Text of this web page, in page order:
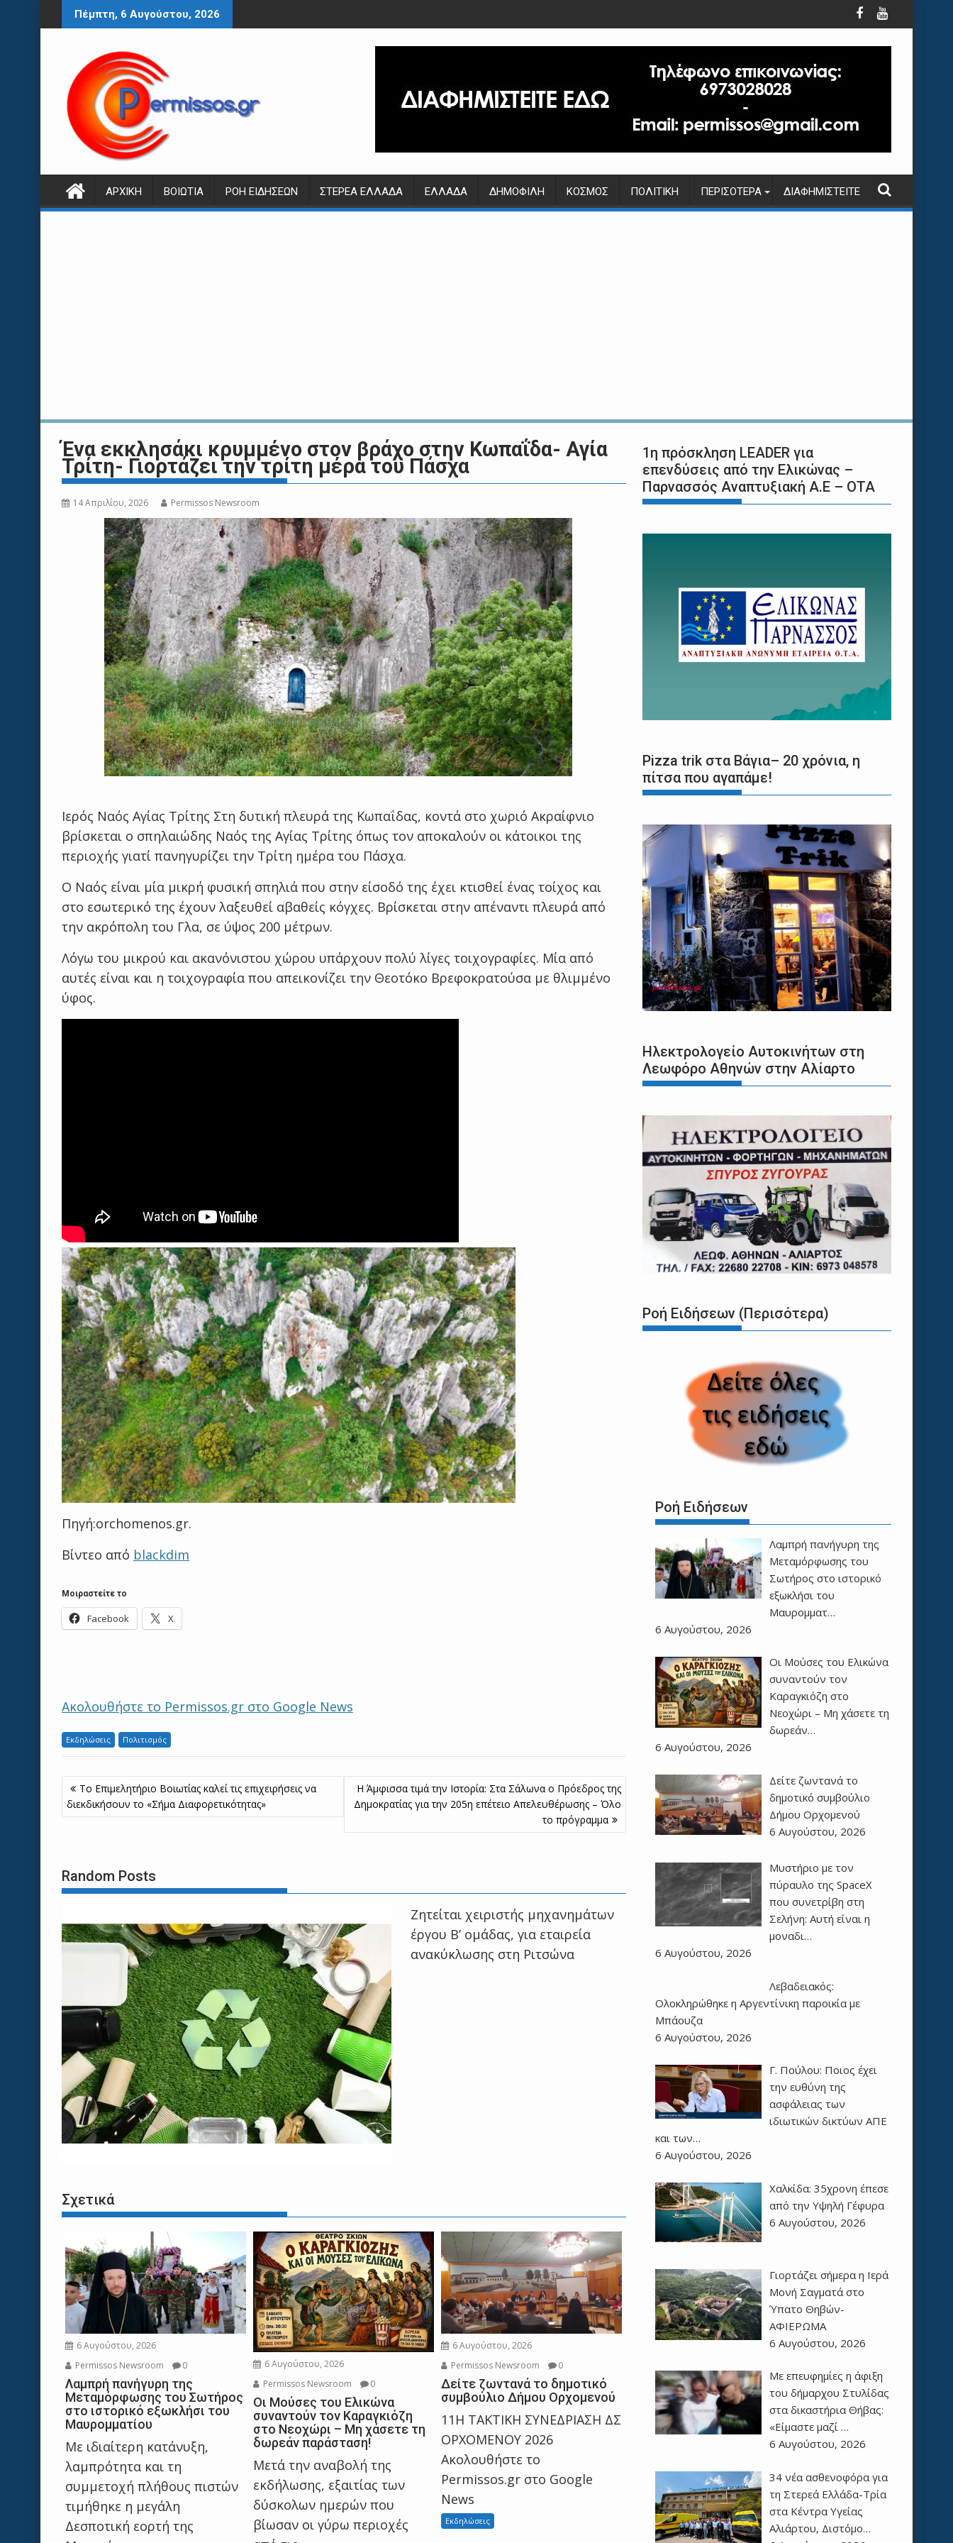
Περάστε
στο
Πέμπτη, 6 Αυγούστου, 2026
ΑΡΧΙΚΉ ΒΟΙΩΤΊΑ ΡΟΉ ΕΙΔΉΣΕΩΝ ΣΤΕΡΕΆ ΕΛΛΆΔΑ ΕΛΛΆΔΑ ΔΗΜΟΦΙΛΉ ΚΌΣΜΟΣ ΠΟΛΙΤΙΚΉ ΠΕΡΙΣΌΤΕΡΑ ΔΙΑΦΗΜΙΣΤΕΊΤΕ
Ένα εκκλησάκι κρυμμένο στον βράχο στην Κωπαΐδα- Αγία
Τρίτη- Γιορτάζει την τρίτη μέρα του Πάσχα
14 Απριλίου, 2026 Permissos Newsroom
Ιερός Ναός Αγίας Τρίτης Στη δυτική πλευρά της Κωπαΐδας, κοντά στο χωριό Ακραίφνιο
βρίσκεται ο σπηλαιώδης Ναός της Αγίας Τρίτης όπως τον αποκαλούν οι κάτοικοι της
περιοχής γιατί πανηγυρίζει την Τρίτη ημέρα του Πάσχα.
Ο Ναός είναι μία μικρή φυσική σπηλιά που στην είσοδό της έχει κτισθεί ένας τοίχος και
στο εσωτερικό της έχουν λαξευθεί αβαθείς κόγχες. Βρίσκεται στην απέναντι πλευρά από
την ακρόπολη του Γλα, σε ύψος 200 μέτρων.
Λόγω του μικρού και ακανόνιστου χώρου υπάρχουν πολύ λίγες τοιχογραφίες. Μία από
αυτές είναι και η τοιχογραφία που απεικονίζει την Θεοτόκο Βρεφοκρατούσα με θλιμμένο
ύφος.
Πηγή:orchomenos.gr.
Βίντεο από blackdim
Μοιραστείτε το
Facebook X
Ακολουθήστε το Permissos.gr στο Google News
Εκδηλώσεις Πολιτισμός
Πλοήγηση
άρθρων
Το Επιμελητήριο Βοιωτίας καλεί τις επιχειρήσεις να
διεκδικήσουν το «Σήμα Διαφορετικότητας»
Η Άμφισσα τιμά την Ιστορία: Στα Σάλωνα ο Πρόεδρος της
Δημοκρατίας για την 205η επέτειο Απελευθέρωσης – Όλο
το πρόγραμμα
Random Posts
Ζητείται χειριστής μηχανημάτων
έργου Β’ ομάδας, για εταιρεία
ανακύκλωσης στη Ριτσώνα
Σχετικά
6 Αυγούστου, 2026
Permissos Newsroom
0
Λαμπρή πανήγυρη της
Μεταμόρφωσης του Σωτήρος
στο ιστορικό εξωκλήσι του
Μαυρομματίου
Με ιδιαίτερη κατάνυξη,
λαμπρότητα και τη
συμμετοχή πλήθους πιστών
τιμήθηκε η μεγάλη
Δεσποτική εορτή της
6 Αυγούστου, 2026
Permissos Newsroom
0
Οι Μούσες του Ελικώνα
συναντούν τον Καραγκιόζη
στο Νεοχώρι – Μη χάσετε τη
δωρεάν παράσταση!
Μετά την αναβολή της
εκδήλωσης, εξαιτίας των
δύσκολων ημερών που
βίωσαν οι γύρω περιοχές
6 Αυγούστου, 2026
Permissos Newsroom
0
Δείτε ζωντανά το δημοτικό
συμβούλιο Δήμου Ορχομενού
11Η ΤΑΚΤΙΚΗ ΣΥΝΕΔΡΙΑΣΗ ΔΣ
ΟΡΧΟΜΕΝΟΥ 2026
Ακολουθήστε το
Permissos.gr στο Google
News
Εκδηλώσεις
1η πρόσκληση LEADER για
επενδύσεις από την Ελικώνας –
Παρνασσός Αναπτυξιακή Α.Ε – ΟΤΑ
Pizza trik στα Βάγια– 20 χρόνια, η
πίτσα που αγαπάμε!
Ηλεκτρολογείο Αυτοκινήτων στη
Λεωφόρο Αθηνών στην Αλίαρτο
Ροή Ειδήσεων (Περισότερα)
Ροή Ειδήσεων
Λαμπρή πανήγυρη της
Μεταμόρφωσης του
Σωτήρος στο ιστορικό
εξωκλήσι του
Μαυρομματ…
6 Αυγούστου, 2026
Οι Μούσες του Ελικώνα
συναντούν τον
Καραγκιόζη στο
Νεοχώρι – Μη χάσετε τη
δωρεάν…
6 Αυγούστου, 2026
Δείτε ζωντανά το
δημοτικό συμβούλιο
Δήμου Ορχομενού
6 Αυγούστου, 2026
Μυστήριο με τον
πύραυλο της SpaceX
που συνετρίβη στη
Σελήνη: Αυτή είναι η
μοναδι…
6 Αυγούστου, 2026
Λεβαδειακός:
Ολοκληρώθηκε η Αργεντίνικη παροικία με
Μπάουζα
6 Αυγούστου, 2026
Γ. Πούλου: Ποιος έχει
την ευθύνη της
ασφάλειας των
ιδιωτικών δικτύων ΑΠΕ
και των…
6 Αυγούστου, 2026
Χαλκίδα: 35χρονη έπεσε
από την Υψηλή Γέφυρα
6 Αυγούστου, 2026
Γιορτάζει σήμερα η Ιερά
Μονή Σαγματά στο
Ύπατο Θηβών-
ΑΦΙΕΡΩΜΑ
6 Αυγούστου, 2026
Με επευφημίες η άφιξη
του δήμαρχου Στυλίδας
στα δικαστήρια Θήβας:
«Είμαστε μαζί …
6 Αυγούστου, 2026
34 νέα ασθενοφόρα για
τη Στερεά Ελλάδα-Τρία
στα Κέντρα Υγείας
Αλιάρτου, Διστόμο…